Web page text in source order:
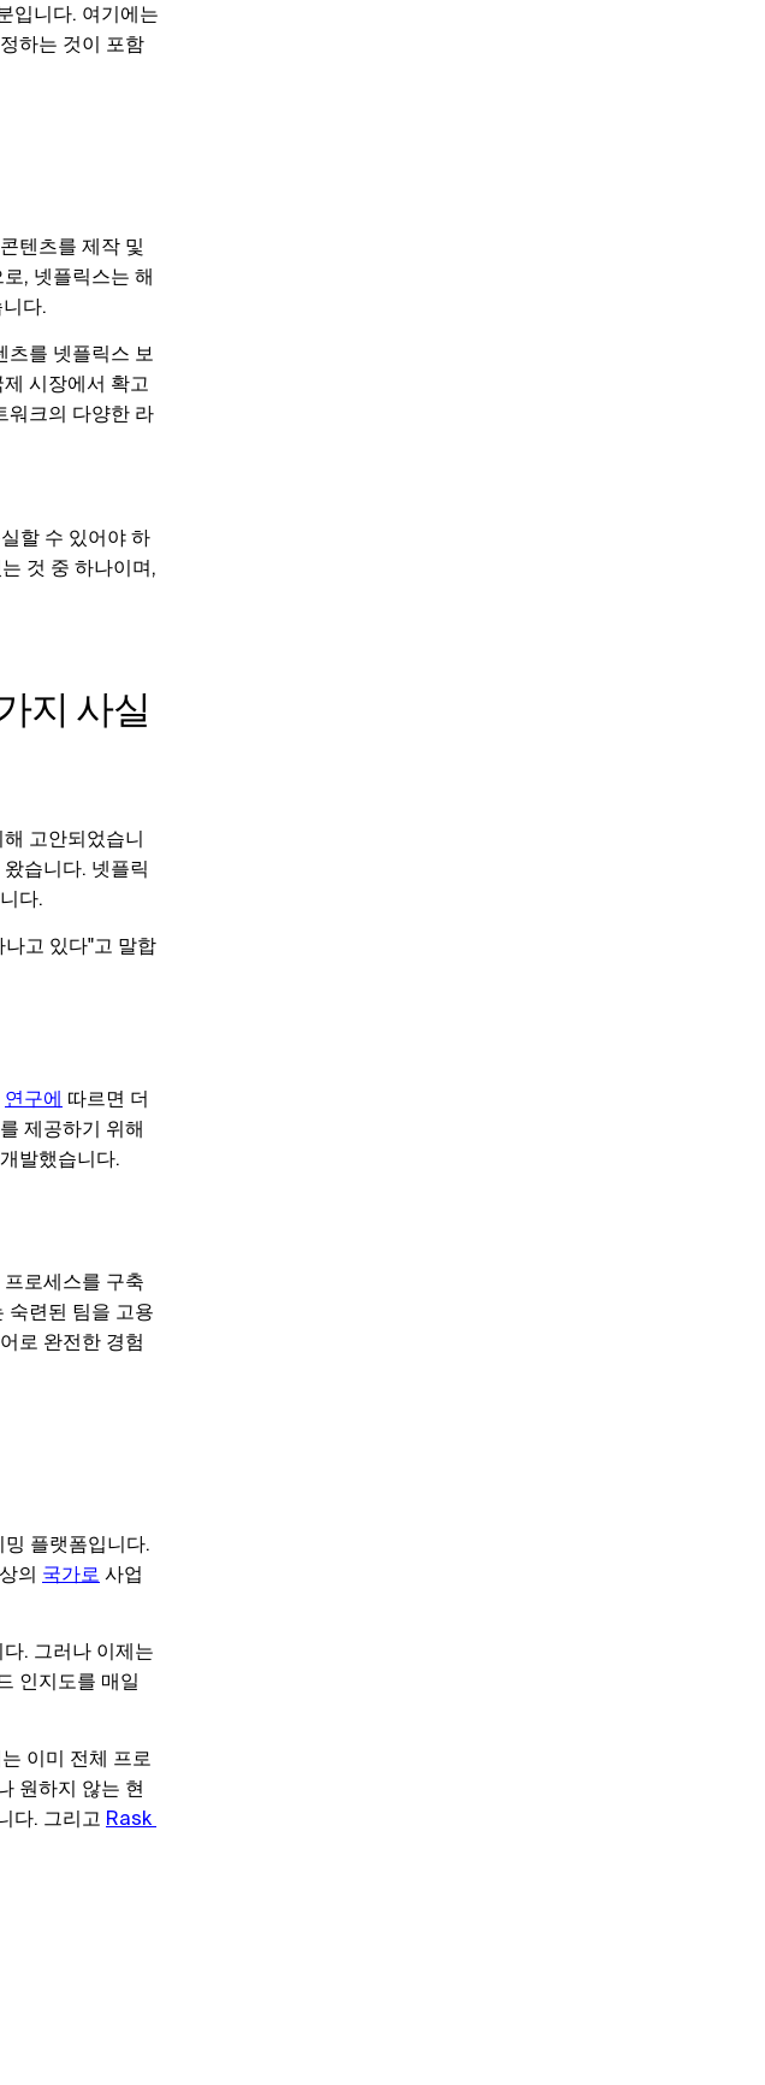
입니다. 여기에는
하는 것이 포함
텐츠를 제작 및
, 넷플릭스는 해
다.
츠를 넷플릭스 보
시장에서 확고
워크의 다양한 라
할 수 있어야 하
것 중 하나이며,
지 사실
고안되었습니
습니다. 넷플릭
다.
고 있다"고 말합
연구에 따르면 더
제공하기 위해
발했습니다.
로세스를 구축
숙련된 팀을 고용
로 완전한 경험
플랫폼입니다.
의 국가로 사업
. 그러나 이제는
인지도를 매일
이미 전체 프로
원하지 않는 현
다. 그리고 Rask